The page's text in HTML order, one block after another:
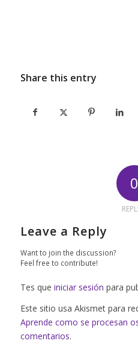
Share this entry
0
Leave a Reply
Want to join the discussion?
Feel free to contribute!
Tes que iniciar sesión para
Este sitio usa Akismet para
Aprende como se procesan
comentarios.